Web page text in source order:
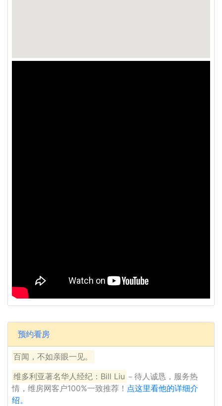
预约看房
百闻，不如亲眼一见。
维多利亚著名华人经纪：Bill Liu －待人诚恳，服务热
情，维房网客户100%一致推荐！ 点这里看他的详细介
绍。